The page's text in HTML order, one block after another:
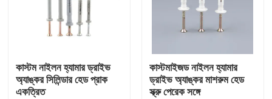
উদ্ধৃতির জন্য আবেদন
নাইলন অ্যাঙ্কর প্লাগ
কাস্টম নাইলন হ্যামার ড্রাইভ
অ্যাঙ্কর সিলিন্ডার হেড প্রাক
একত্রিত
কাস্টমাইজড নাইলন হ্যামার
ড্রাইভ অ্যাঙ্কর মাশরুম হেড
স্ক্রু পেরেক সঙ্গে